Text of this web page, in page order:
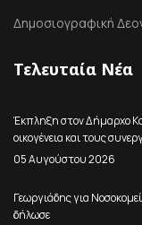
Δημοσιογραφική
Τελευταία Νέα
Έκπληξη στον Δήμαρχο
οικογένεια και τους
05 Αυγούστου 2026
Γεωργιάδης για
δήλωσε